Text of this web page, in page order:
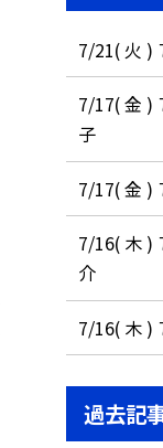
7/21( 火 )
7/17( 金 )
子
7/17( 金 )
7/16( 木 )
介
7/16( 木 )
過去記